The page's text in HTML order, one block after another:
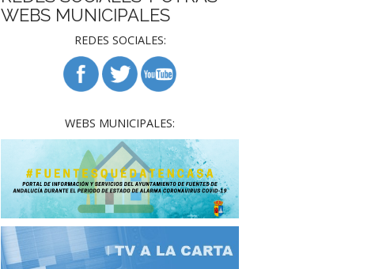
WEBS MUNICIPALES
REDES SOCIALES:
WEBS MUNICIPALES: